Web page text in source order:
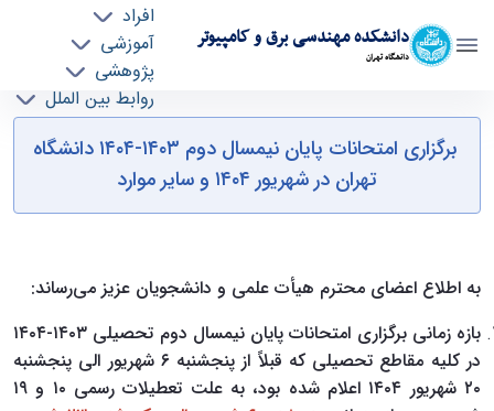
دانشکده مهندسی برق و کامپیوتر
دانشگاه تهران
افراد
آموزشی
پژوهشی
روابط بین الملل
خدمات
جذب نیرو
"برگزاری امتحانات پایان نیمسال دوم ۱۴۰۳-۱۴۰۴
دانشکده مهندسی برق و کامپیوتر
برگزاری امتحانات پایان نیمسال دوم ۱۴۰۳-۱۴۰۴ دانشگاه
تهران در شهریور ۱۴۰۴ و سایر موارد
به اطلاع اعضای محترم هیأت علمی و دانشجویان عزیز می‌رساند:
بازه زمانی برگزاری امتحانات پایان نیمسال دوم تحصیلی ۱۴۰۳-۱۴۰۴
در کلیه مقاطع تحصیلی که قبلاً از پنجشنبه ۶ شهریور الی پنجشنبه
۲۰ شهریور ۱۴۰۴ اعلام شده بود، به علت تعطیلات رسمی ۱۰ و ۱۹